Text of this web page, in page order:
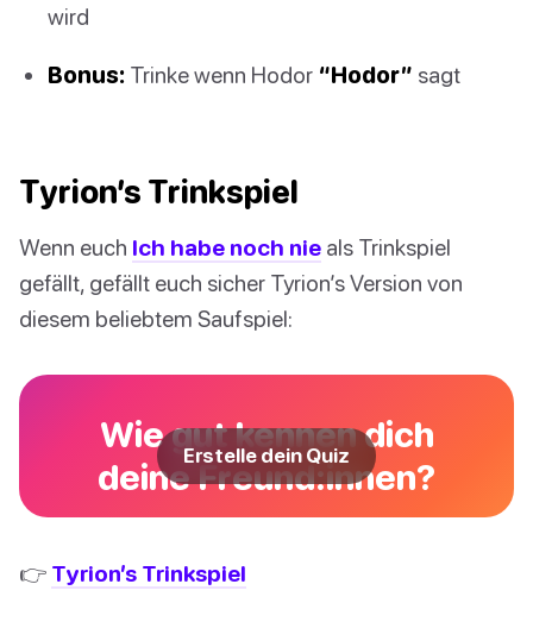
wird
Bonus: Trinke wenn Hodor “Hodor” sagt
Tyrion’s Trinkspiel
Wenn euch Ich habe noch nie als Trinkspiel
gefällt, gefällt euch sicher Tyrion’s Version von
diesem beliebtem Saufspiel:
Wie gut kennen dich
deine Freund:innen?
Erstelle dein Quiz
👉 Tyrion’s Trinkspiel